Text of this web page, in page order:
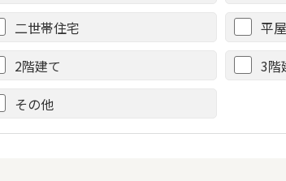
二世帯住宅
平屋
2階建て
3階
その他